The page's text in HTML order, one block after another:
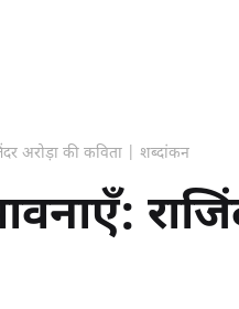
अरोड़ा की कविता | शब्दांकन